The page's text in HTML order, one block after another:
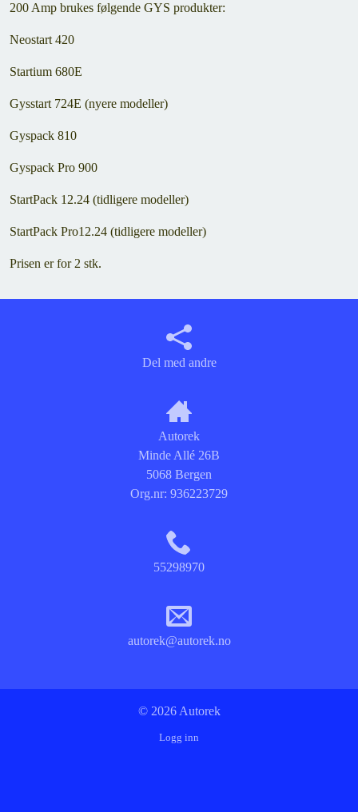
200 Amp brukes følgende GYS produkter:
Neostart 420
Startium 680E
Gysstart 724E (nyere modeller)
Gyspack 810
Gyspack Pro 900
StartPack 12.24 (tidligere modeller)
StartPack Pro12.24 (tidligere modeller)
Prisen er for 2 stk.
Del med andre
Autorek
Minde Allé 26B
5068 Bergen
Org.nr: 936223729
55298970
autorek@autorek.no
© 2026 Autorek
Logg inn